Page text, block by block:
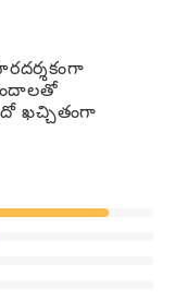
ఖచ్చితంగా